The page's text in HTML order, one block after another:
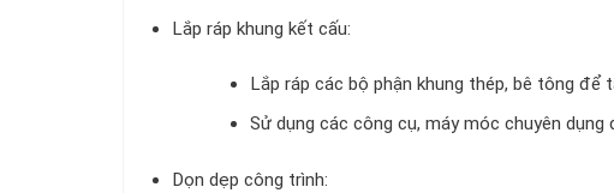
Lắp ráp khung kết cấu:
Lắp ráp các bộ phận khung thép, bê tông
Sử dụng các công cụ, máy móc chuyên dụng
Dọn dẹp công trình: